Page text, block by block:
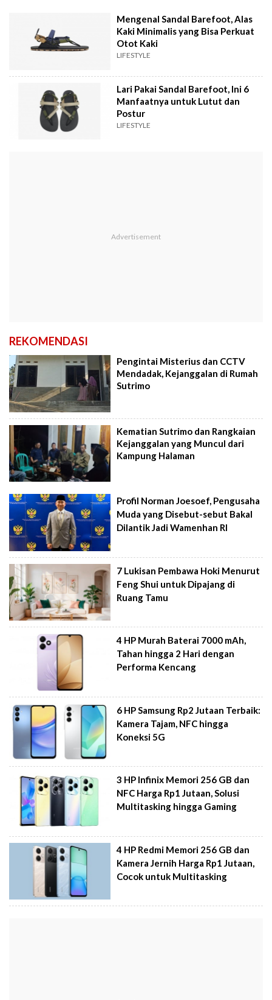
Mengenal Sandal Barefoot, Alas
Kaki Minimalis yang Bisa Perkuat
Otot Kaki
LIFESTYLE
Lari Pakai Sandal Barefoot, Ini 6
Manfaatnya untuk Lutut dan
Postur
LIFESTYLE
REKOMENDASI
Pengintai Misterius dan CCTV
Mendadak, Kejanggalan di Rumah
Sutrimo
Kematian Sutrimo dan Rangkaian
Kejanggalan yang Muncul dari
Kampung Halaman
Profil Norman Joesoef, Pengusaha
Muda yang Disebut-sebut Bakal
Dilantik Jadi Wamenhan RI
7 Lukisan Pembawa Hoki Menurut
Feng Shui untuk Dipajang di
Ruang Tamu
4 HP Murah Baterai 7000 mAh,
Tahan hingga 2 Hari dengan
Performa Kencang
6 HP Samsung Rp2 Jutaan Terbaik:
Kamera Tajam, NFC hingga
Koneksi 5G
3 HP Infinix Memori 256 GB dan
NFC Harga Rp1 Jutaan, Solusi
Multitasking hingga Gaming
4 HP Redmi Memori 256 GB dan
Kamera Jernih Harga Rp1 Jutaan,
Cocok untuk Multitasking